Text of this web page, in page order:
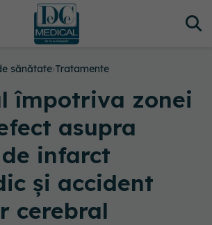
sănătate›Tratamente
împotriva zonei
asupra
infarct
și accident
cerebral